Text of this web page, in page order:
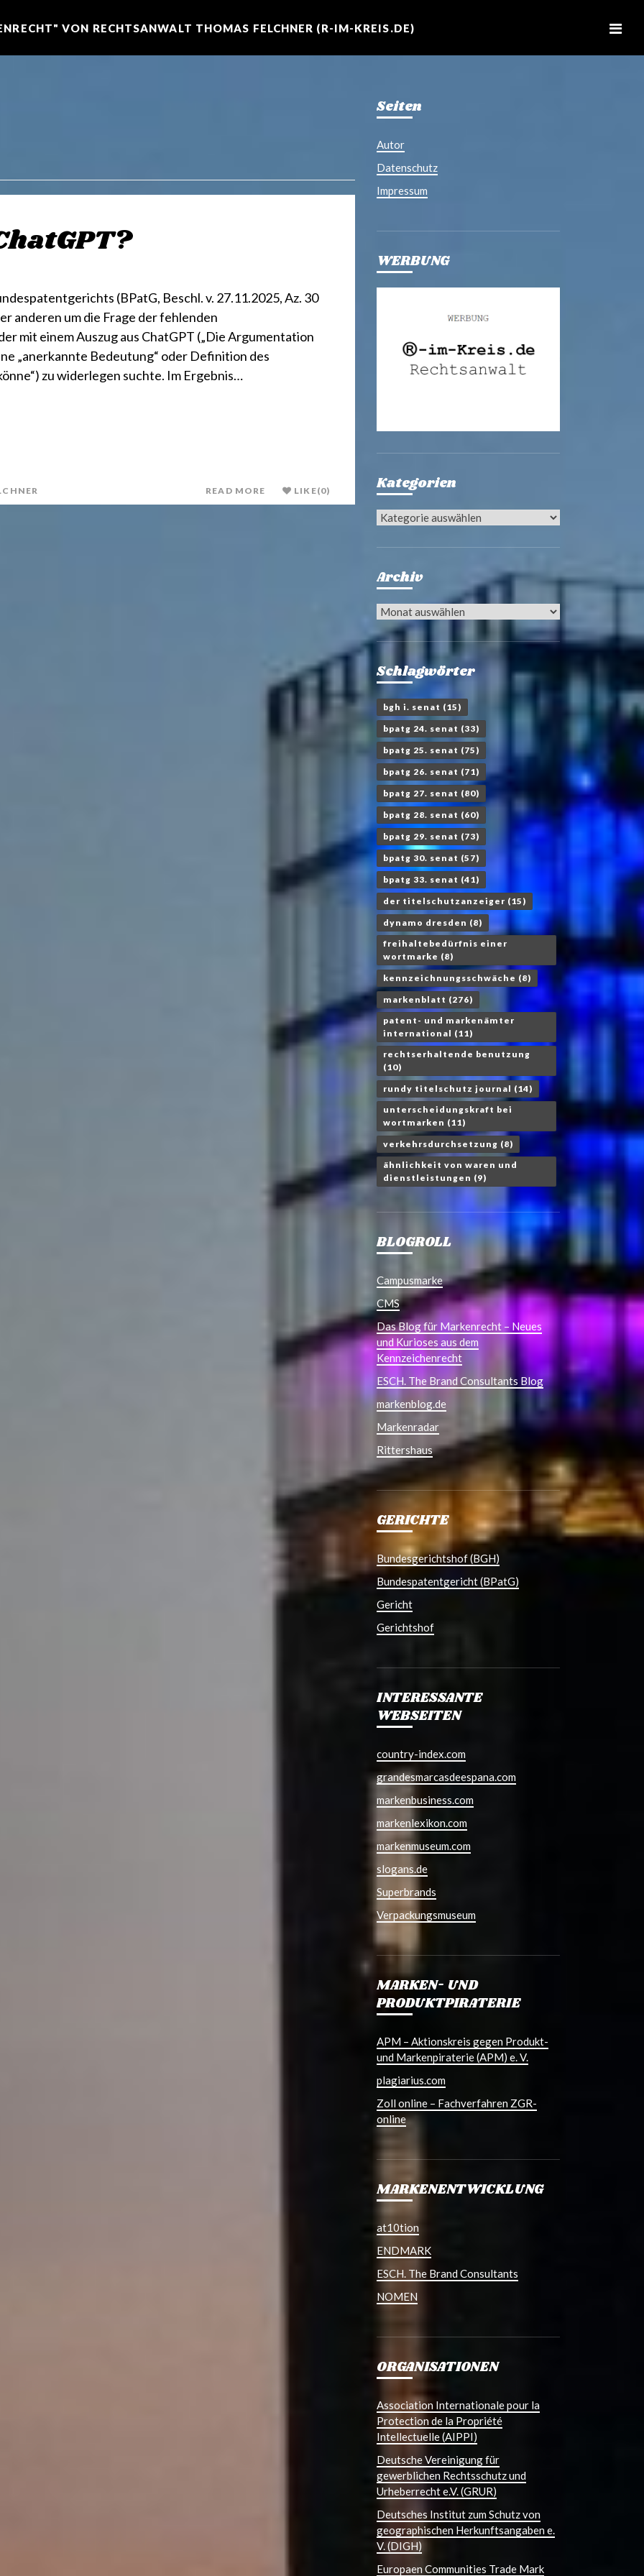
VON RECHTSANWALT THOMAS FELCHNER (R-IM-KREIS.DE)
(BPatG, Beschl. v. 27.11.2025, Az. 30
anderen um die Frage der fehlenden
mit einem Auszug aus ChatGPT („Die Argumentation
„anerkannte Bedeutung“ oder Definition des
zu widerlegen suchte. Im Ergebnis…
READ MORE LIKE(0)
Seiten
Autor
Datenschutz
Impressum
WERBUNG
Kategorien
Kategorien
Archiv
Archiv
Schlagwörter
bgh i. senat (15)
bpatg 24. senat (33)
bpatg 25. senat (75)
bpatg 26. senat (71)
bpatg 27. senat (80)
bpatg 28. senat (60)
bpatg 29. senat (73)
bpatg 30. senat (57)
bpatg 33. senat (41)
der titelschutzanzeiger (15)
dynamo dresden (8)
freihaltebedürfnis einer
wortmarke (8)
kennzeichnungsschwäche (8)
markenblatt (276)
patent- und markenämter
international (11)
rechtserhaltende benutzung
(10)
rundy titelschutz journal (14)
unterscheidungskraft bei
wortmarken (11)
verkehrsdurchsetzung (8)
ähnlichkeit von waren und
dienstleistungen (9)
BLOGROLL
Campusmarke
CMS
Das Blog für Markenrecht – Neues
und Kurioses aus dem
Kennzeichenrecht
ESCH. The Brand Consultants Blog
markenblog.de
Markenradar
Rittershaus
GERICHTE
Bundesgerichtshof (BGH)
Bundespatentgericht (BPatG)
Gericht
Gerichtshof
INTERESSANTE
WEBSEITEN
country-index.com
grandesmarcasdeespana.com
markenbusiness.com
markenlexikon.com
markenmuseum.com
slogans.de
Superbrands
Verpackungsmuseum
MARKEN- UND
PRODUKTPIRATERIE
APM – Aktionskreis gegen Produkt-
und Markenpiraterie (APM) e. V.
plagiarius.com
Zoll online – Fachverfahren ZGR-
online
MARKENENTWICKLUNG
at10tion
ENDMARK
ESCH. The Brand Consultants
NOMEN
ORGANISATIONEN
Association Internationale pour la
Protection de la Propriété
Intellectuelle (AIPPI)
Deutsche Vereinigung für
gewerblichen Rechtsschutz und
Urheberrecht e.V. (GRUR)
Deutsches Institut zum Schutz von
geographischen Herkunftsangaben e.
V. (DIGH)
Europaen Communities Trade Mark